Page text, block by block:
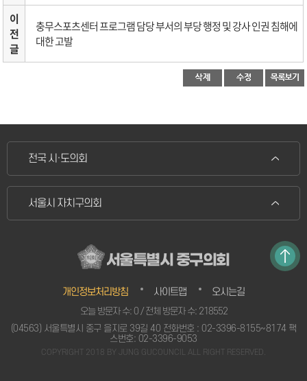
이
전
글
충무스포츠센터 프로그램 담당 부서의 부당 행정 및 강사 인권 침해에
대한 고발
전국 시·도의회
서울시 자치구의회
서울특별시 중구의회
개인정보처리방침 사이트맵 오시는길
오늘 방문자 수: 0 / 전체 방문자 수: 218552
(04563) 서울특별시 중구 을지로 39길 40 전화번호 : 02-3396-8155~8174 팩
스번호: 02-3396-9053
COPYRIGHT 2018 BY JUNG GUCOUNCIL ALL RIGHT RESERVED.